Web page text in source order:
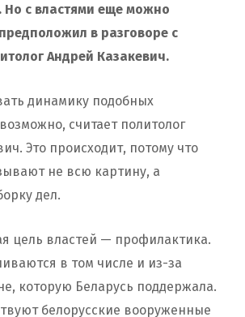
Но с властями еще можно
в разговоре с
Андрей Казакевич.
динамику подобных
считает политолог
Это происходит, потому что
не всю картину, а
дел.
цель властей — профилактика.
в том числе и из-за
которую Беларусь поддержала.
белорусские вооруженные